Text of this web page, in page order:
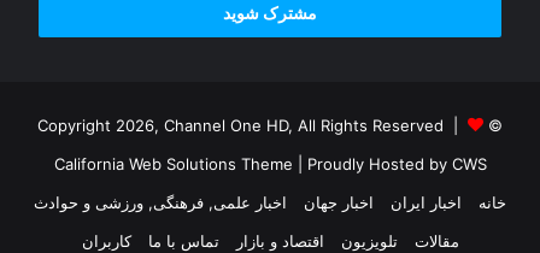
وارد
© Copyright 2026, Channel One HD, All Rights Reserved |
California Web Solutions Theme | Proudly Hosted by CWS
خانه
اخبار ایران اخبار جهان
اخبار علمی, فرهنگی, ورزشی و حوادث
مقالات
تلویزیون اقتصاد و بازار تماس با ما کاربران